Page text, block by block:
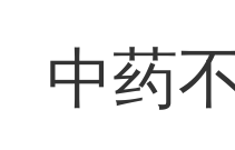
中药